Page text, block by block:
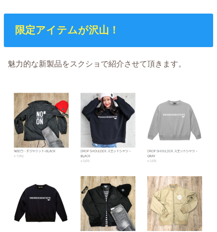
限定アイテムが沢山！
魅力的な新製品をスクショで紹介させて頂きます。